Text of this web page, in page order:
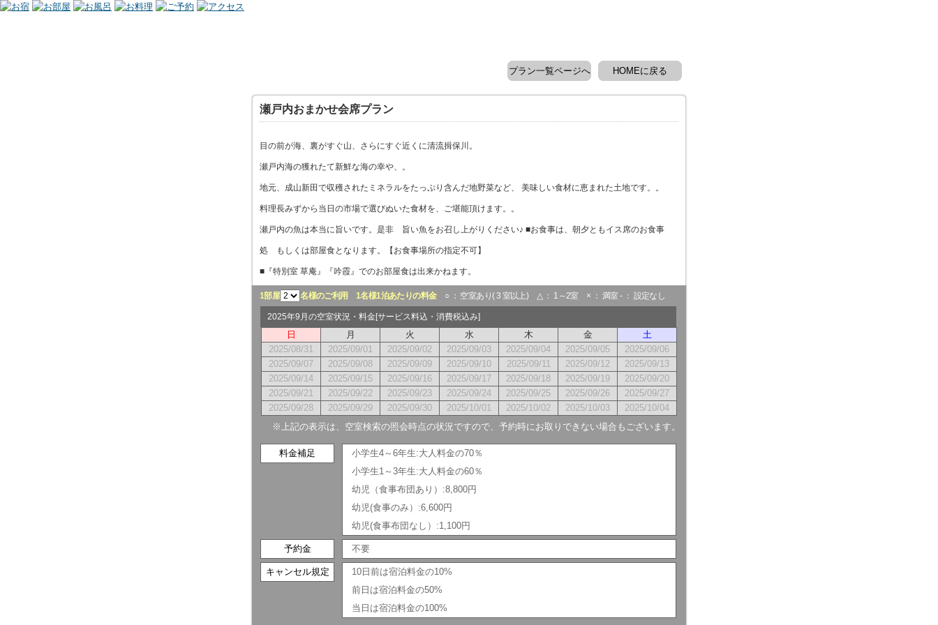
HOMEに戻る
プラン一覧ページへ
瀬戸内おまかせ会席プラン
目の前が海、裏がすぐ山、さらにすぐ近くに清流揖保川。
瀬戸内海の獲れたて新鮮な海の幸や、。
地元、成山新田で収穫されたミネラルをたっぷり含んだ地野菜など、 美味しい食材に恵まれた土地です。。
料理長みずから当日の市場で選びぬいた食材を、ご堪能頂けます。。
瀬戸内の魚は本当に旨いです。是非 旨い魚をお召し上がりください♪ ■お食事は、朝夕ともイス席のお食事
処 もしくは部屋食となります。【お食事場所の指定不可】
■『特別室 草庵』『吟霞』でのお部屋食は出来かねます。
1部屋 名様のご利用 1名様1泊あたりの料金○ ： 空室あり( 3 室以上) △ ： 1～2室 × ： 満室 - ： 設定なし
2025年9月の空室状況・料金[サービス料込・消費税込み]
日 月 火 水 木 金
土
2025/08/31
2025/09/01 2025/09/02 2025/09/03 2025/09/04 2025/09/05
2025/09/06
2025/09/07
2025/09/08 2025/09/09 2025/09/10 2025/09/11 2025/09/12
2025/09/13
2025/09/14
2025/09/15 2025/09/16 2025/09/17 2025/09/18 2025/09/19
2025/09/20
2025/09/21
2025/09/22 2025/09/23 2025/09/24 2025/09/25 2025/09/26
2025/09/27
2025/09/28
2025/09/29 2025/09/30 2025/10/01 2025/10/02 2025/10/03
2025/10/04
※上記の表示は、空室検索の照会時点の状況ですので、予約時にお取りできない場合もございます。
料金補足
小学生4～6年生:大人料金の70％
小学生1～3年生:大人料金の60％
幼児（食事布団あり）:8,800円
幼児(食事のみ）:6,600円
幼児(食事布団なし）:1,100円
予約金 不要
キャンセル規定
10日前は宿泊料金の10%
前日は宿泊料金の50%
当日は宿泊料金の100%